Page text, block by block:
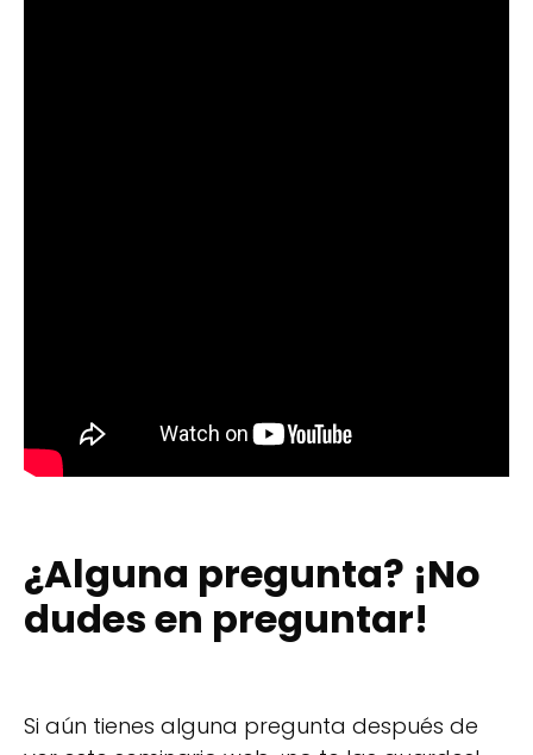
¿Alguna pregunta? ¡No
dudes en preguntar!
Si aún tienes alguna pregunta después de